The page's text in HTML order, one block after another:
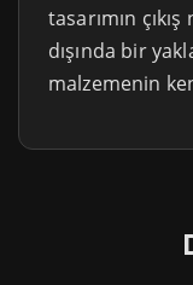
tasarımın
dışında bir
malzemenin